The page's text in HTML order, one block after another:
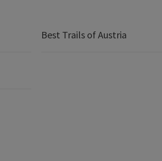
Best Trails of Austria